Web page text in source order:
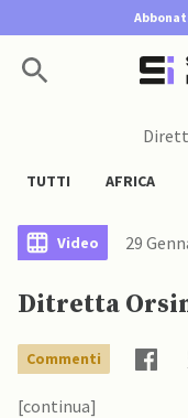
TUTTI AFRICA
Video 29
Ditretta
Commenti
[continua]